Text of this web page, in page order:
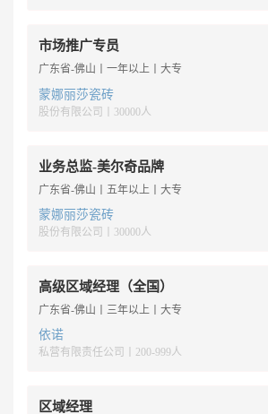
市场推广专员
广东省-佛山丨一年以上丨大专
蒙娜丽莎瓷砖
股份有限公司丨30000人
业务总监-美尔奇品牌
广东省-佛山丨五年以上丨大专
蒙娜丽莎瓷砖
股份有限公司丨30000人
高级区域经理（全国）
广东省-佛山丨三年以上丨大专
依诺
私营有限责任公司丨200-999人
区域经理